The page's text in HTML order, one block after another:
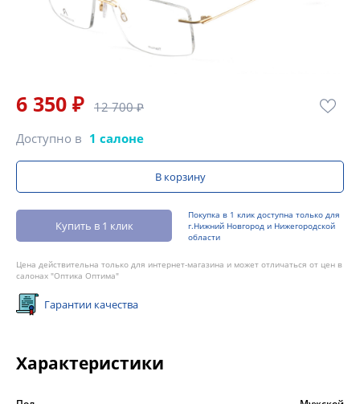
6 350 ₽ 12 700 ₽
Доступно в 1 салоне
В корзину
Купить в 1 клик
Покупка в 1 клик доступна только для
г.Нижний Новгород и Нижегородской
области
Цена действительна только для интернет-магазина и может отличаться от цен в
салонах "Оптика Оптима"
Гарантии качества
Характеристики